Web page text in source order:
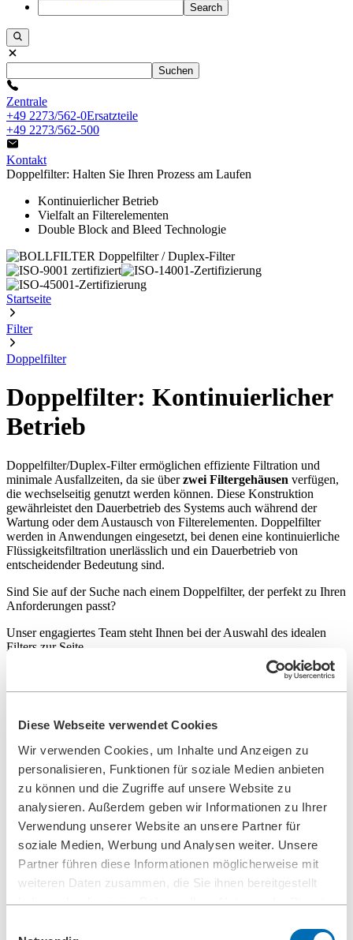
Diese Webseite verwendet Cookies
Wir verwenden Cookies, um Inhalte und Anzeigen zu
personalisieren, Funktionen für soziale Medien anbieten
zu können und die Zugriffe auf unsere Website zu
analysieren. Außerdem geben wir Informationen zu Ihrer
Verwendung unserer Website an unsere Partner für
soziale Medien, Werbung und Analysen weiter. Unsere
Partner führen diese Informationen möglicherweise mit
weiteren Daten zusammen, die Sie ihnen bereitgestellt
haben oder die sie im Rahmen Ihrer Nutzung der Dienste
Search
Suchen
Zentrale
+49 2273/562-0Ersatzteile
+49 2273/562-500
Kontakt
Doppelfilter: Halten Sie Ihren Prozess am Laufen
Kontinuierlicher Betrieb
Vielfalt an Filterelementen
Double Block and Bleed Technologie
Startseite
Filter
Doppelfilter
Doppelfilter: Kontinuierlicher
Betrieb
Doppelfilter/Duplex-Filter ermöglichen effiziente Filtration und
minimale Ausfallzeiten, da sie überzwei Filtergehäusen verfügen,
die wechselseitig genutzt werden können. Diese Konstruktion
gewährleistet den Dauerbetrieb des Systems auch während der
Wartung oder dem Austausch von Filterelementen. Doppelfilter
werden in Anwendungen eingesetzt, bei denen eine kontinuierliche
Flüssigkeitsfiltration unerlässlich und ein Dauerbetrieb von
entscheidender Bedeutung sind.
Sind Sie auf der Suche nach einem Doppelfilter, der perfekt zu Ihren
Anforderungen passt?
Unser engagiertes Team steht Ihnen bei der Auswahl des idealen
Filters zur Seite.
BOLLFILTER Duplex Typ BFD-P HD M
Doppelfilterlösung für die Gasfiltration
Der BOLLFILTER Duplex Typ BFD-P HD M ist ein
herausragender…
BOLLFILTER Duplex Typ BFD-C HD M